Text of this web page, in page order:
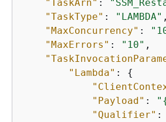
"TaskArn" :
"TaskType" : "LAMBDA" ,
"MaxConcurrency" :
"MaxErrors" : "10" ,
"Lambda" : {
"Payload" : "
"Qualifier" :